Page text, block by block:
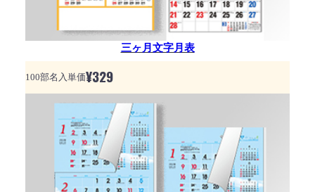
三ヶ月文字月表
100部名入単価¥329